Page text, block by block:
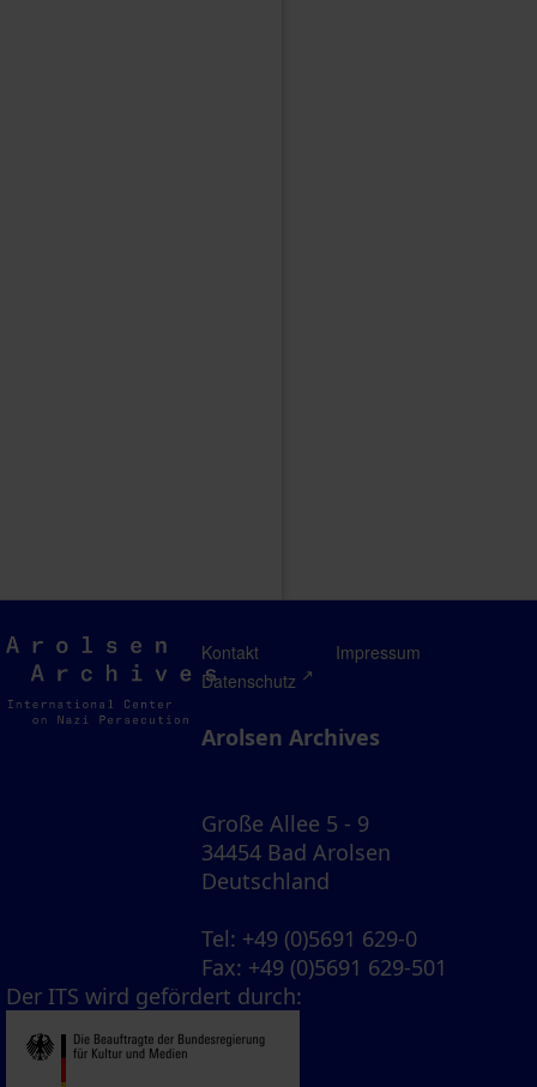
Arolsen
Archives
Kontakt
Impressum
Datenschutz
Arolsen Archives
Große Allee 5 - 9
34454 Bad Arolsen
Deutschland
Tel: +49 (0)5691 629-0
Fax: +49 (0)5691 629-501
Der ITS wird gefördert durch: